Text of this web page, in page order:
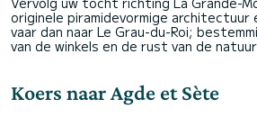
originele piramidevormige architectuur
vaar dan naar Le Grau-du-Roi;
van de winkels en de rust van de
Koers naar Agde et Sète